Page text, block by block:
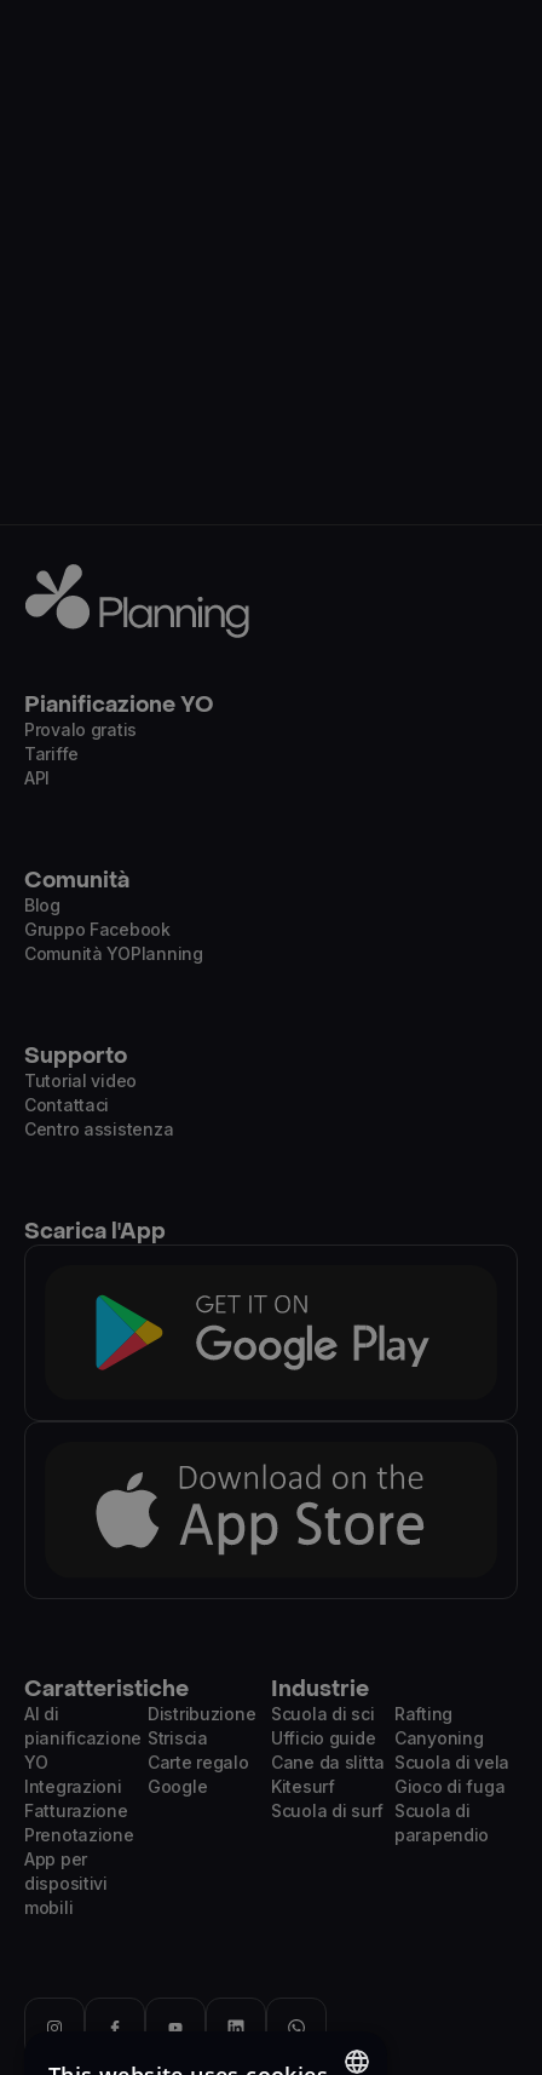
Pianificazione YO
Provalo gratis
Tariffe
API
Comunità
Blog
Gruppo Facebook
Comunità YOPlanning
Supporto
Tutorial video
Contattaci
Centro assistenza
Scarica l'App
Caratteristiche
AI di
pianificazione
YO
Integrazioni
Fatturazione
Prenotazione
App per
dispositivi
mobili
Distribuzione
Striscia
Carte regalo
Google
Industrie
Rafting
Canyoning
Scuola di vela
Gioco di fuga
Scuola di
parapendio
Scuola di sci
Ufficio guide
Cane da slitta
Kitesurf
Scuola di surf